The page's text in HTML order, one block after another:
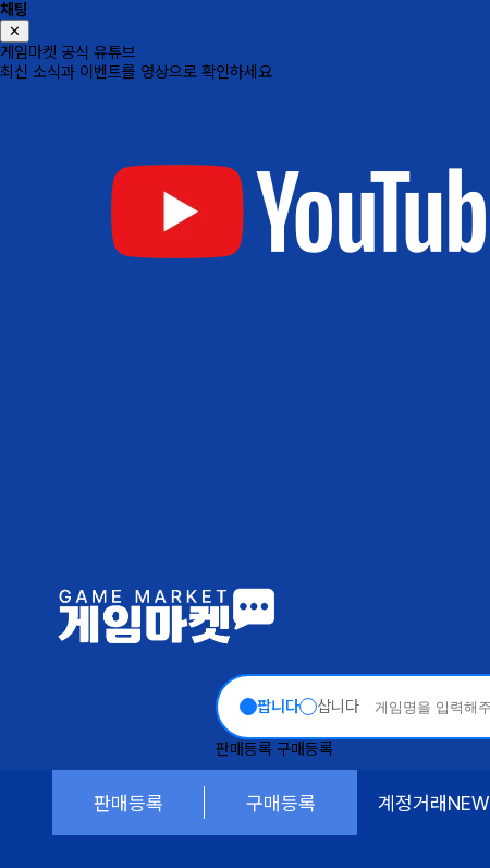
채팅
✕
게임마켓 공식 유튜브
최신 소식과 이벤트를 영상으로 확인하세요
팝니다 삽니다
판매등록 구매등록
판매등록 구매등록 계정거래NEW